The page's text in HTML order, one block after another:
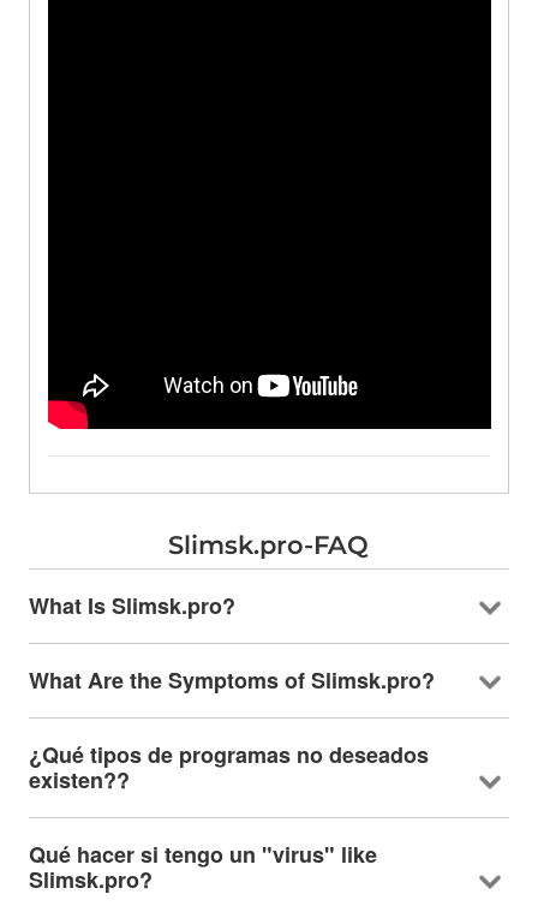
Slimsk.pro-FAQ
What Is Slimsk.pro?
What Are the Symptoms of Slimsk.pro?
¿Qué tipos de programas no deseados
existen??
Qué hacer si tengo un "virus" like
Slimsk.pro?